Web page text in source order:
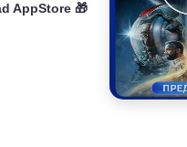
AppStore 🎁